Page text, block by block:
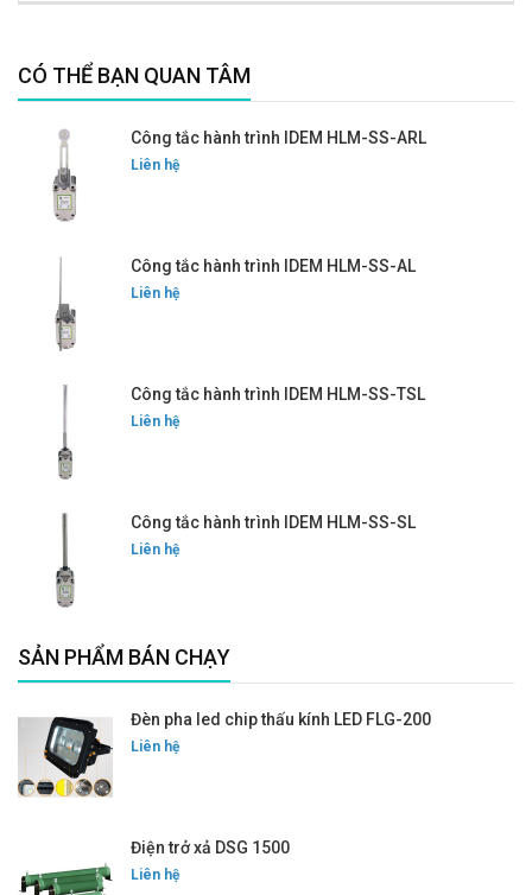
CÓ THỂ BẠN QUAN TÂM
Công tắc hành trình IDEM HLM-SS-ARL
Liên hệ
Công tắc hành trình IDEM HLM-SS-AL
Liên hệ
Công tắc hành trình IDEM HLM-SS-TSL
Liên hệ
Công tắc hành trình IDEM HLM-SS-SL
Liên hệ
SẢN PHẨM BÁN CHẠY
Đèn pha led chip thấu kính LED FLG-200
Liên hệ
Điện trở xả DSG 1500
Liên hệ